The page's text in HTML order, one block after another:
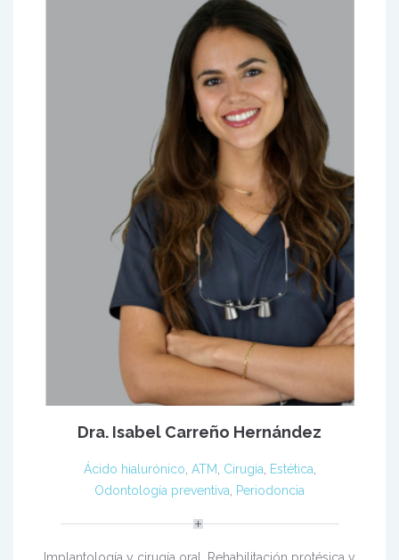
Dra. Isabel Carreño Hernández
Ácido hialurónico, ATM, Cirugía, Estética,
Odontología preventiva, Periodoncia